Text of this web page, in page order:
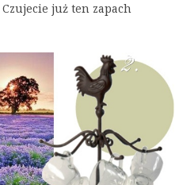
już ten zapach